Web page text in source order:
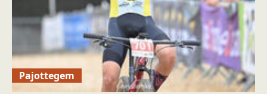
Pajottegem